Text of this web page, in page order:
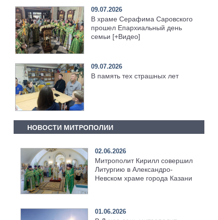
09.07.2026
В храме Серафима Саровского
прошел Епархиальный день
семьи [+Видео]
09.07.2026
В память тех страшных лет
НОВОСТИ МИТРОПОЛИИ
02.06.2026
Митрополит Кирилл совершил
Литургию в Александро-
Невском храме города Казани
01.06.2026